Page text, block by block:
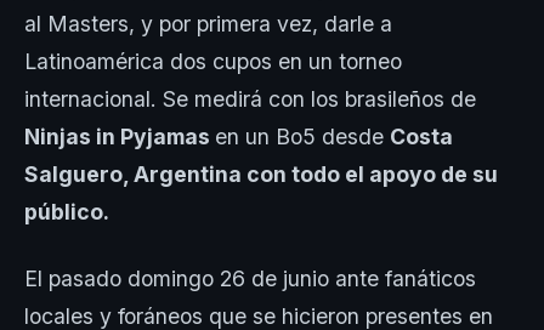
al Masters, y por primera vez, darle a
Latinoamérica dos cupos en un torneo
internacional. Se medirá con los brasileños de
Ninjas in Pyjamas en un Bo5 desde Costa
Salguero, Argentina con todo el apoyo de su
público.
El pasado domingo 26 de junio ante fanáticos
locales y foráneos que se hicieron presentes en